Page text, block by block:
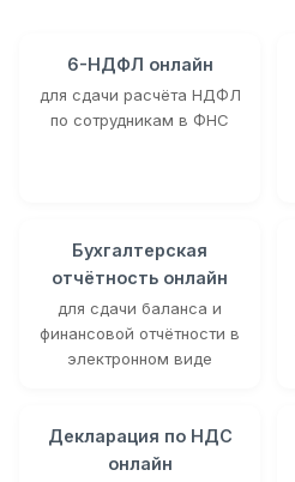
6-НДФЛ онлайн
для сдачи расчёта НДФЛ
по сотрудникам в ФНС
Бухгалтерская
отчётность онлайн
для сдачи баланса и
финансовой отчётности в
электронном виде
Декларация по НДС
онлайн